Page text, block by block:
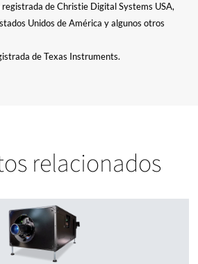
registrada de Christie Digital Systems USA,
Unidos de América y algunos otros
de Texas Instruments.
relacionados